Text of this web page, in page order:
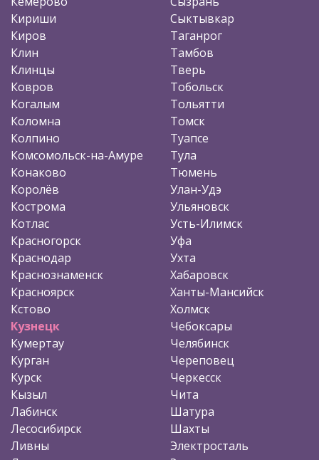
Кириши
Киров
Клин
Клинцы
Ковров
Когалым
Коломна
Колпино
Комсомольск-на-Амуре
Конаково
Королёв
Кострома
Котлас
Красногорск
Краснодар
Краснознаменск
Красноярск
Кстово
Кузнецк
Кумертау
Курган
Курск
Кызыл
Лабинск
Лесосибирск
Ливны
Сыктывкар
Таганрог
Тамбов
Тверь
Тобольск
Тольятти
Томск
Туапсе
Тула
Тюмень
Улан-Удэ
Ульяновск
Усть-Илимск
Уфа
Ухта
Хабаровск
Ханты-Мансийск
Холмск
Чебоксары
Челябинск
Череповец
Черкесск
Чита
Шатура
Шахты
Электросталь